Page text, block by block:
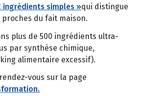
ingrédients simples »qui distingue
du fait maison.
plus de 500 ingrédients ultra-
par synthèse chimique,
alimentaire excessif).
vous sur la page